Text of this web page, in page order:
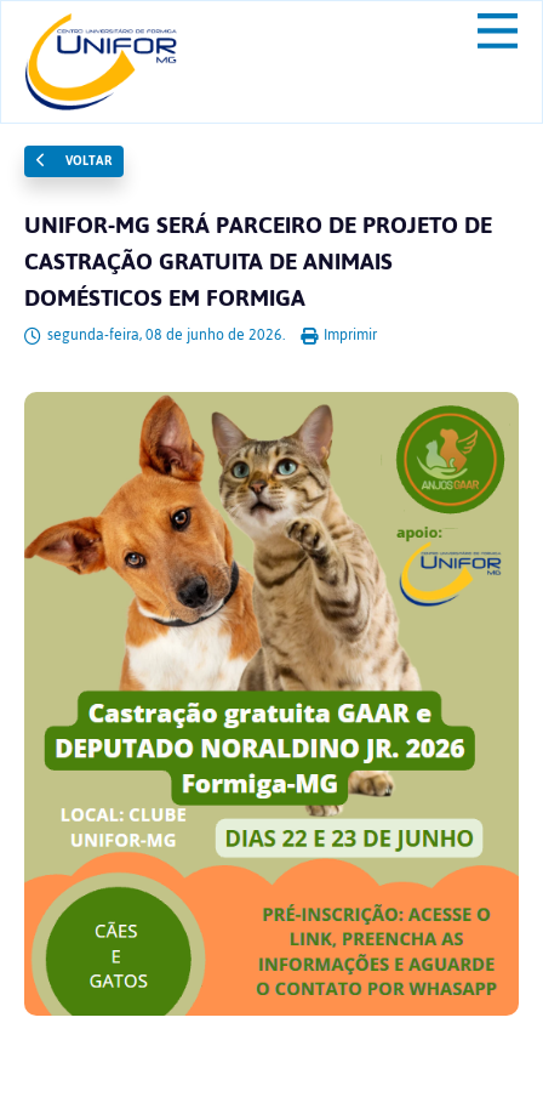
VOLTAR
UNIFOR-MG SERÁ PARCEIRO DE PROJETO DE
CASTRAÇÃO GRATUITA DE ANIMAIS
DOMÉSTICOS EM FORMIGA
segunda-feira, 08 de junho de 2026. Imprimir